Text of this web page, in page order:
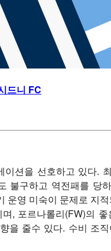
드니 FC
션을 선호하고 있다.
불구하고 역전패를 당
운영 미숙이 문제로 지
, 포르나롤리(FW)의
을 줄수 있다. 수비 조